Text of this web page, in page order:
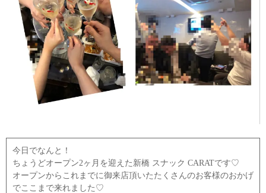
今日でなんと！
ちょうどオープン2ヶ月を迎えた新橋 スナック CARATです♡
オープンからこれまでに御来店頂いたたくさんのお客様のおかげ
でここまで来れました♡